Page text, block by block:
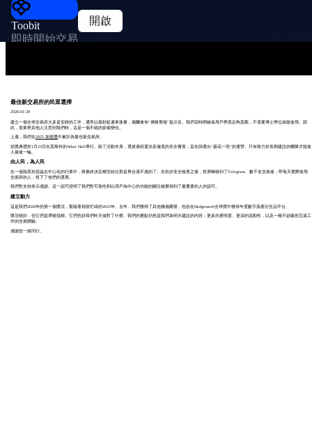
Toobit
即時開始交易
開啟
最佳新交易所的民眾選擇
2026-01-28
建立一個全球交易所大多是安靜的工作，通常以毫秒延遲來衡量，偶爾會有“價格警報”提示音。我們花時間確保用戶界面足夠直觀，不需要博士學位就能使用。因
此，當業界其他人注意到我們時，這是一個不錯的節奏變化。
上週，我們在2025 加密獎中被評為最佳新交易所。
頒獎典禮於1月23日在莫斯科的Arbat Hall舉行。除了活動本身，選拔過程還涉及徹底的安全審查，旨在篩選出“曇花一現”的運營。只有致力於長期建設的團隊才能進
入最後一輪。
由人民，為人民
在一個熱衷於談論去中心化的行業中，將最終決定權交給社群是再合適不過的了。在初步安全檢查之後，投票轉移到了Telegram。數千名交易者，即每天實際使用
交易所的人，投下了他們的選票。
我們對支持表示感謝。這一認可證明了我們對可靠性和以用戶為中心的功能的關注確實得到了最重要的人的認可。
建立動力
這是我們2026年的第一個獎項，緊隨著相當忙碌的2025年。去年，我們獲得了其他幾個榮譽，包括在Hedgeweek全球獎中獲得年度數字資產衍生品平台。
獎項很好，但它們是滯後指標。它們告訴我們昨天做對了什麼。我們的重點仍然是我們為明天建設的內容：更多的透明度、更深的流動性，以及一種不妨礙您完成工
作的交易體驗。
感謝您一路同行。